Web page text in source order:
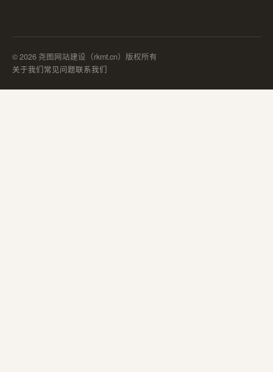
© 2026 尧图网站建设（rkmt.cn）版权所有
关于我们常见问题联系我们